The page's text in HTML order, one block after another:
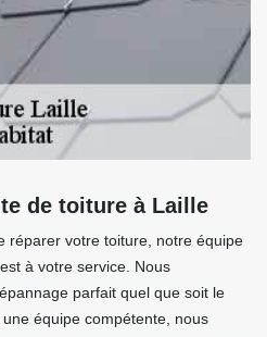
de toiture à Laille
réparer votre toiture, notre équipe
à votre service. Nous
parfait quel que soit le
équipe compétente, nous